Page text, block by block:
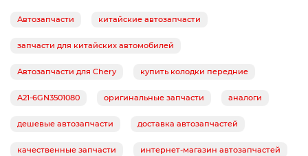
Автозапчасти китайские автозапчасти
запчасти для китайских автомобилей
Автозапчасти для Chery купить колодки передние
A21-6GN3501080 оригинальные запчасти аналоги
дешевые автозапчасти доставка автозапчастей
качественные запчасти интернет-магазин автозапчастей